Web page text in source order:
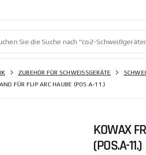
ZUBEHÖR FÜR SCHWEISSGERÄTE
FÜR FLIP ARC HAUBE (POS.A-11.)
KOWAX
POS.A-11.)